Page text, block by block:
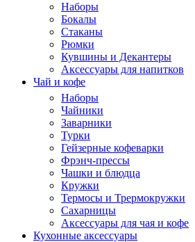
Наборы
Бокалы
Стаканы
Рюмки
Кувшины и Декантеры
Аксессуары для напитков
Чай и кофе
Наборы
Чайники
Заварники
Турки
Гейзерные кофеварки
Фрэнч-прессы
Чашки и блюдца
Кружки
Термосы и Трермокружки
Сахарницы
Аксессуары для чая и кофе
Кухонные аксессуары